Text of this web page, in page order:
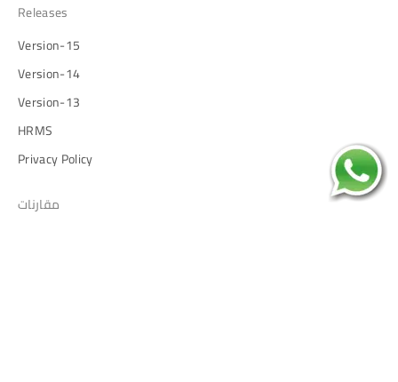
Releases
Version-15
Version-14
Version-13
HRMS
Privacy Policy
مقارنات